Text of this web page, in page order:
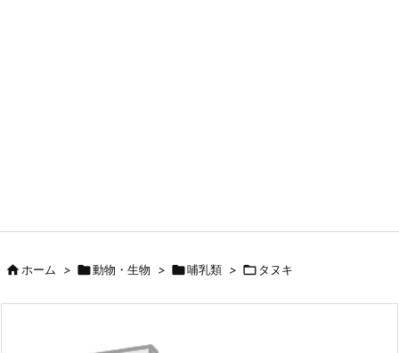
ホーム > 動物・生物 > 哺乳類 > タヌキ